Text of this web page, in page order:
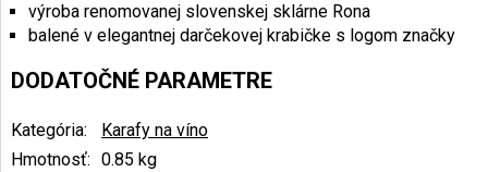
výroba renomovanej slovenskej sklárne Rona
balené v elegantnej darčekovej krabičke s logom značky
DODATOČNÉ PARAMETRE
Kategória:
Karafy na víno
Hmotnosť: 0.85 kg